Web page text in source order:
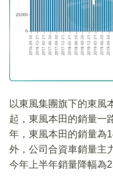
以東風集團旗下的東風
起，東風本田的銷量一
年，東風本田的銷量為
外，公司合資車銷量主
今年上半年銷量降幅為